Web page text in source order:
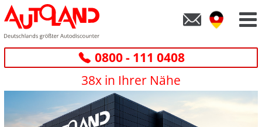
0800 - 111 0408
38x in Ihrer Nähe